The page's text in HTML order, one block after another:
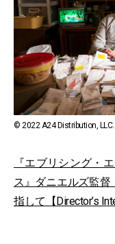
© 2022 A24 Distribution,
『エブリシング・
ス』ダニエルズ監
指して【Director’s